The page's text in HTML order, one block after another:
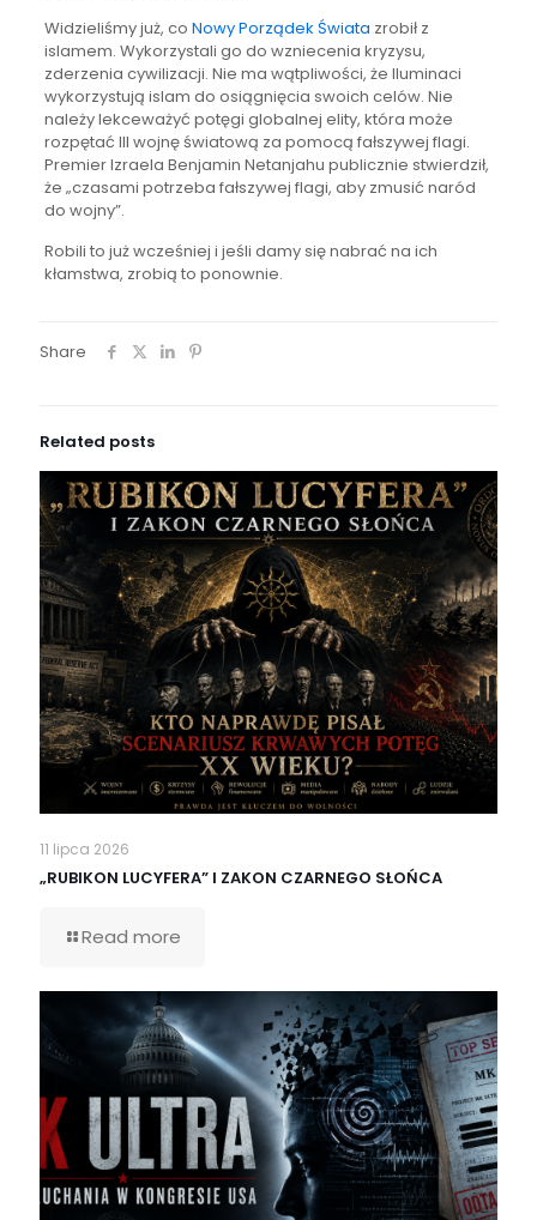
Widzieliśmy już, co Nowy Porządek Świata zrobił z
islamem. Wykorzystali go do wzniecenia kryzysu,
zderzenia cywilizacji. Nie ma wątpliwości, że Iluminaci
wykorzystują islam do osiągnięcia swoich celów. Nie
należy lekceważyć potęgi globalnej elity, która może
rozpętać III wojnę światową za pomocą fałszywej flagi.
Premier Izraela Benjamin Netanjahu publicznie stwierdził,
że „czasami potrzeba fałszywej flagi, aby zmusić naród
do wojny”.
Robili to już wcześniej i jeśli damy się nabrać na ich
kłamstwa, zrobią to ponownie.
Share
Related posts
11 lipca 2026
„RUBIKON LUCYFERA” I ZAKON CZARNEGO SŁOŃCA
Read more